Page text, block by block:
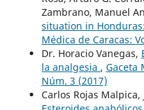
Zambrano, Manuel
situation in
Médica de Caracas:
Dr. Horacio Vanegas,
la analgesia , Gaceta
Núm. 3 (2017)
Carlos Rojas Malpica,